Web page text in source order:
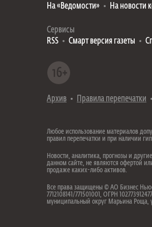
На «Ведомости»
На новости
Сервисы
RSS
Смарт версия газеты
Архив Правила перепечатки
Любое использование материалов
правил перепечатки и при наличии
Новости, аналитика, прогнозы и
данном сайте, не являются офертой
продаже каких-либо активов.
Все права защищены © АО Бизнес
7712108141/771501001, ОГРН
муниципальный округ Марьина Роща,